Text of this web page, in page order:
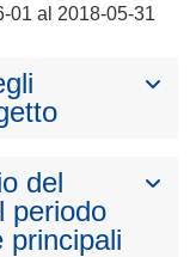
01 al 2018-05-31
del
periodo
principali